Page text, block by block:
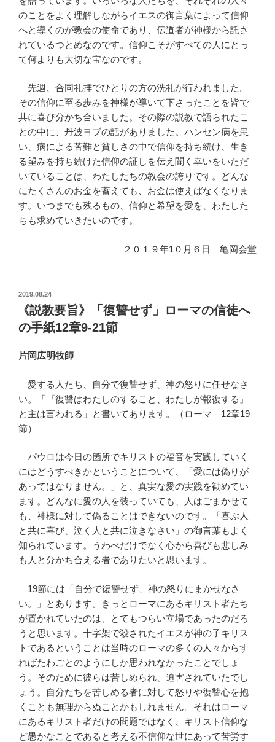
のことをよく理解しながらイエスの御言葉によって信仰
へと導くのが教会の使命であり、伝道者が神様から託さ
れているつとめなのです。信仰こそがすべての人にとっ
て何よりも大切な宝なのです。
先週、合同礼拝でひとりの方の洗礼が行われました。
その信仰に至る歩みを神様が導いて下さったことを皆で
共に喜び分かち合いました。その際の説教で語られたこ
との中に、丹波ヨブの話がありました。ハンセン病を患
い、病による苦難と貧しさの中で信仰を持ち続け、生き
る望みを持ち続けた信仰の証しを伝え聞く幸いをいただ
いていることは、わたしたちの教会の誇りです。どんな
にたくさんのお金を蓄えても、お金は使えばなくなりま
す。いつまでも残るもの、信仰と希望を愛を、わたした
ちも求めていきたいのです。
２０１９年1０月６日 亀岡会堂
投
日:
2019.08.24
《説教要旨》「復讐せず」ローマの信徒へ
の手紙12章9-21節
片岡広明牧師
愛する人たち、自分で復讐せず、神の怒りに任せなさ
い。「『復讐はわたしのすること、わたしが報復する』
と主は言われる」と書いてあります。（ローマ 12章19
節）
パウロは今日の箇所でキリストの福音を実践していく
にはどうすべきかということについて、「愛には偽りが
あってはなりません。」と、真実な愛の実践を勧めてい
ます。どんなに愛の人を装っていても、人はごまかせて
も、神様に対して偽ることはできないのです。「喜ぶ人
と共に喜び、泣く人と共に泣きなさい」の御言葉もよく
知られています。うわべだけでなく心から喜びも悲しみ
も人と分かち合える者でありたいと思います。
19節には「自分で復讐せず、神の怒りにまかせなさ
い。」とあります。きっとローマにあるキリスト者たち
が置かれていたのは、とてもつらい立場であったのだろ
うと思います。十字架で殺されたイエスが神の子キリス
トであるということは当時のローマの多くの人々からす
ればたわごとのようにしか思われなかったことでしょ
う。そのために彼らは苦しめられ、迫害されていたでし
ょう。自分たちを苦しめる者に対して怒りや復讐心を抱
くことも無理からぬことかもしれません。それはローマ
にあるキリスト者だけの問題ではなく、キリスト信仰な
ど愚かなことであると考える不信仰な世にあって苦労す